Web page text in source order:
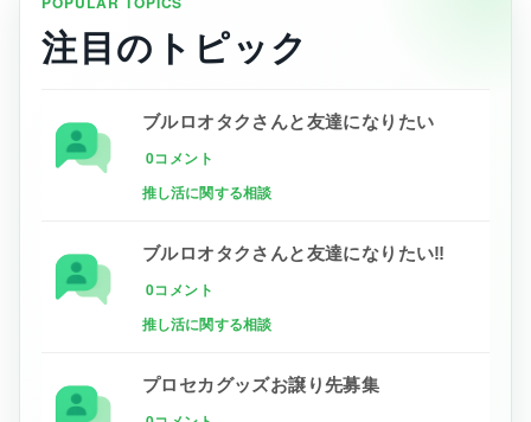
注目のトピック
ブルロオタクさんと友達になりたい
0コメント
推し活に関する相談
ブルロオタクさんと友達になりたい‼
0コメント
推し活に関する相談
プロセカグッズお譲り先募集